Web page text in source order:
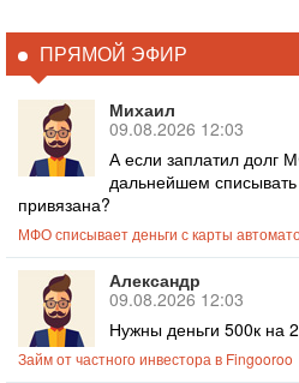
ПРЯМОЙ ЭФИР
Михаил
09.08.2026 12:03
А если заплатил долг
дальнейшем
привязана?
МФО списывает деньги с карты
Александр
09.08.2026 12:03
Нужны деньги 500к на
Займ от частного инвестора в Fingooroo